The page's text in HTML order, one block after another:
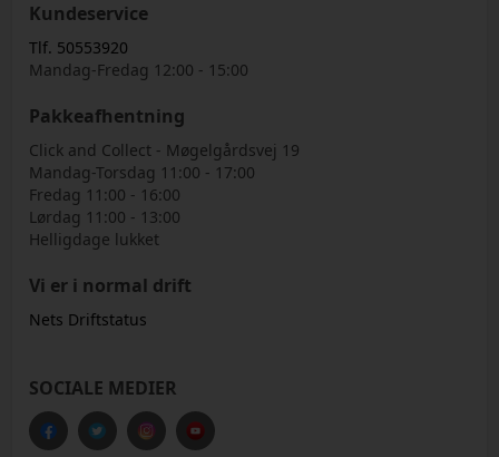
Kundeservice
Tlf. 50553920
Mandag-Fredag 12:00 - 15:00
Pakkeafhentning
Click and Collect - Møgelgårdsvej 19
Mandag-Torsdag 11:00 - 17:00
Fredag 11:00 - 16:00
Lørdag 11:00 - 13:00
Helligdage lukket
Vi er i normal drift
Nets Driftstatus
SOCIALE MEDIER